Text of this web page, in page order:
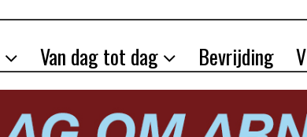
Van dag tot dag Bevrijding